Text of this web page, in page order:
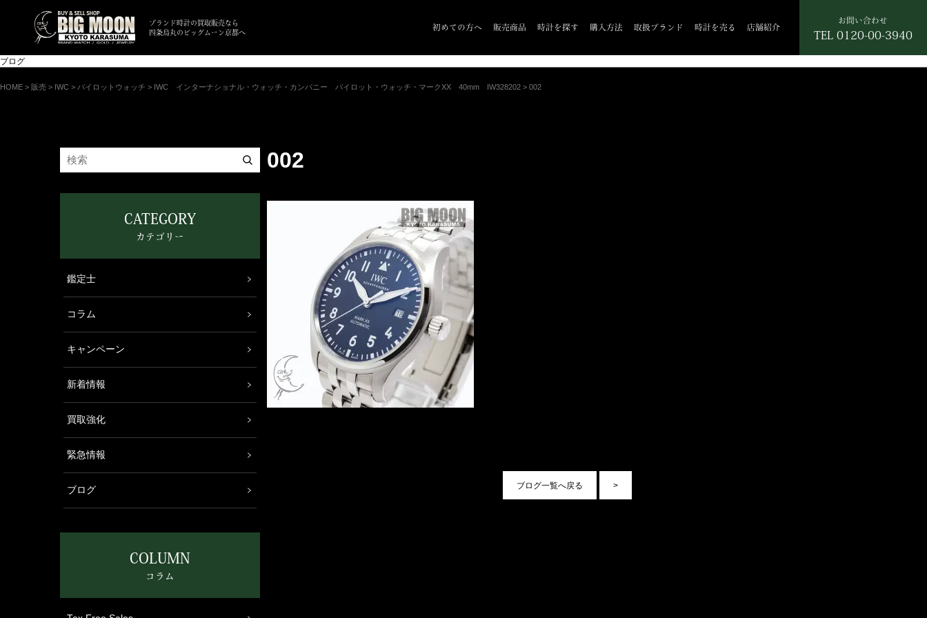
ブランド時計の買取販売なら
四条烏丸のビッグムーン京都へ
初めての方へ 販売商品 時計を探す 購入方法 取扱ブランド 時計を売る 店舗紹介
お問い合わせ
TEL 0120-00-3940
ブログ
HOME > 販売 > IWC > パイロットウォッチ > IWC インターナショナル・ウォッチ・カンパニー パイロット・ウォッチ・マークXX 40mm IW328202 > 002
002
>
ブログ一覧へ戻る
CATEGORY
カテゴリー
鑑定士
コラム
キャンペーン
新着情報
買取強化
緊急情報
ブログ
COLUMN
コラム